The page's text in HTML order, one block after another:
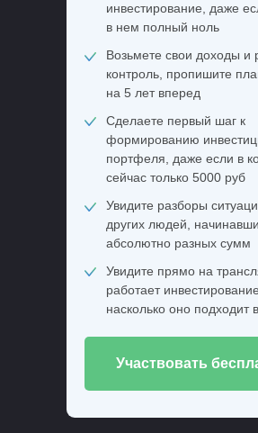
инвестирование, даже
в нем полный ноль
Возьмете свои доходы и
контроль, пропишите
на 5 лет вперед
Сделаете первый шаг к
формированию
портфеля, даже если в
сейчас только 5000 руб
Увидите разборы
других людей,
абсолютно разных сумм
Увидите прямо на
работает
насколько оно подходит
Участвовать
+7 (981) 772-07-78
8 (800) 707-66-56
ООО «Школа инвестирования»
(С) 2024–2026 SCHOOL OF PRACTICAL
ОГРН: 1247800118697
Юр.адрес: 198216, г. Санкт-Петербург, вн.тер.г.
Муниципальный округ Княжево, пр-т Народного